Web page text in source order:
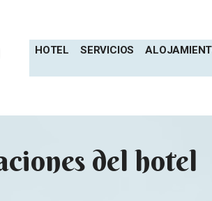
HOTEL SERVICIOS
del hotel